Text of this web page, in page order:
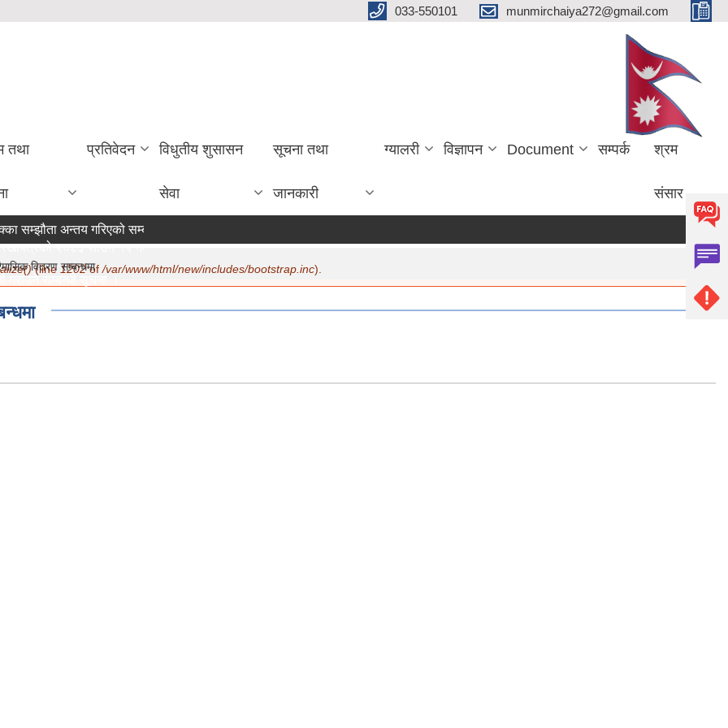
033-550101 munmirchaiya272@gmail.com
तथा प्रतिवेदन विधुतीय शुसासन
सेवा
सूचना तथा
जानकारी
ग्यालरी विज्ञापन Document सम्पर्क श्रम
संसार
सम्झौता अन्तय गरिएको सम्बन्धी सूचना ।
२०८३ साउन १२ गते मा सूचना प्रकाशन ।
गराउने सम्बन्धी सूचना ।
।
(line 1202of/var/www/html/new/includes/bootstrap.inc).
वितरण सम्बन्धमा